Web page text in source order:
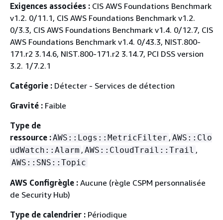
Exigences associées : CIS AWS Foundations Benchmark
v1.2. 0/11.1, CIS AWS Foundations Benchmark v1.2.
0/3.3, CIS AWS Foundations Benchmark v1.4. 0/12.7, CIS
AWS Foundations Benchmark v1.4. 0/43.3, NIST.800-
171.r2 3.14.6, NIST.800-171.r2 3.14.7, PCI DSS version
3.2. 1/7.2.1
Catégorie : Détecter - Services de détection
Gravité : Faible
Type de
ressource :AWS::Logs::MetricFilter , AWS::Clo
udWatch::Alarm , AWS::CloudTrail::Trail ,
AWS::SNS::Topic
AWS Configrègle : Aucune (règle CSPM personnalisée
de Security Hub)
Type de calendrier : Périodique